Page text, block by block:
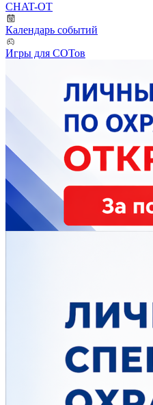
CHAT-OT
Календарь событий
Игры для СОТов